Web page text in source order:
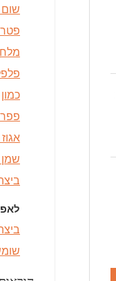
מלח
כמון
שמן